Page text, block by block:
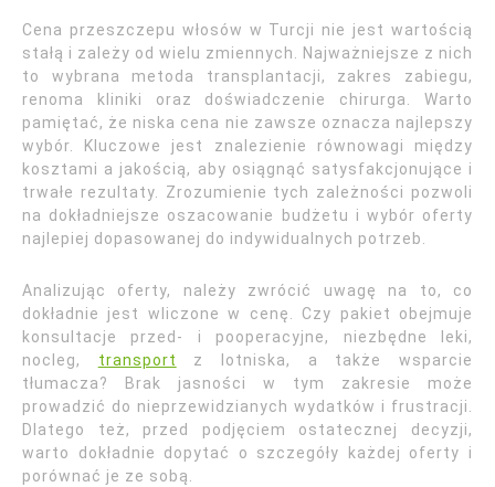
Cena przeszczepu włosów w Turcji nie jest wartością
stałą i zależy od wielu zmiennych. Najważniejsze z nich
to wybrana metoda transplantacji, zakres zabiegu,
renoma kliniki oraz doświadczenie chirurga. Warto
pamiętać, że niska cena nie zawsze oznacza najlepszy
wybór. Kluczowe jest znalezienie równowagi między
kosztami a jakością, aby osiągnąć satysfakcjonujące i
trwałe rezultaty. Zrozumienie tych zależności pozwoli
na dokładniejsze oszacowanie budżetu i wybór oferty
najlepiej dopasowanej do indywidualnych potrzeb.
Analizując oferty, należy zwrócić uwagę na to, co
dokładnie jest wliczone w cenę. Czy pakiet obejmuje
konsultacje przed- i pooperacyjne, niezbędne leki,
nocleg, transport
z lotniska, a także wsparcie
tłumacza? Brak jasności w tym zakresie może
prowadzić do nieprzewidzianych wydatków i frustracji.
Dlatego też, przed podjęciem ostatecznej decyzji,
warto dokładnie dopytać o szczegóły każdej oferty i
porównać je ze sobą.